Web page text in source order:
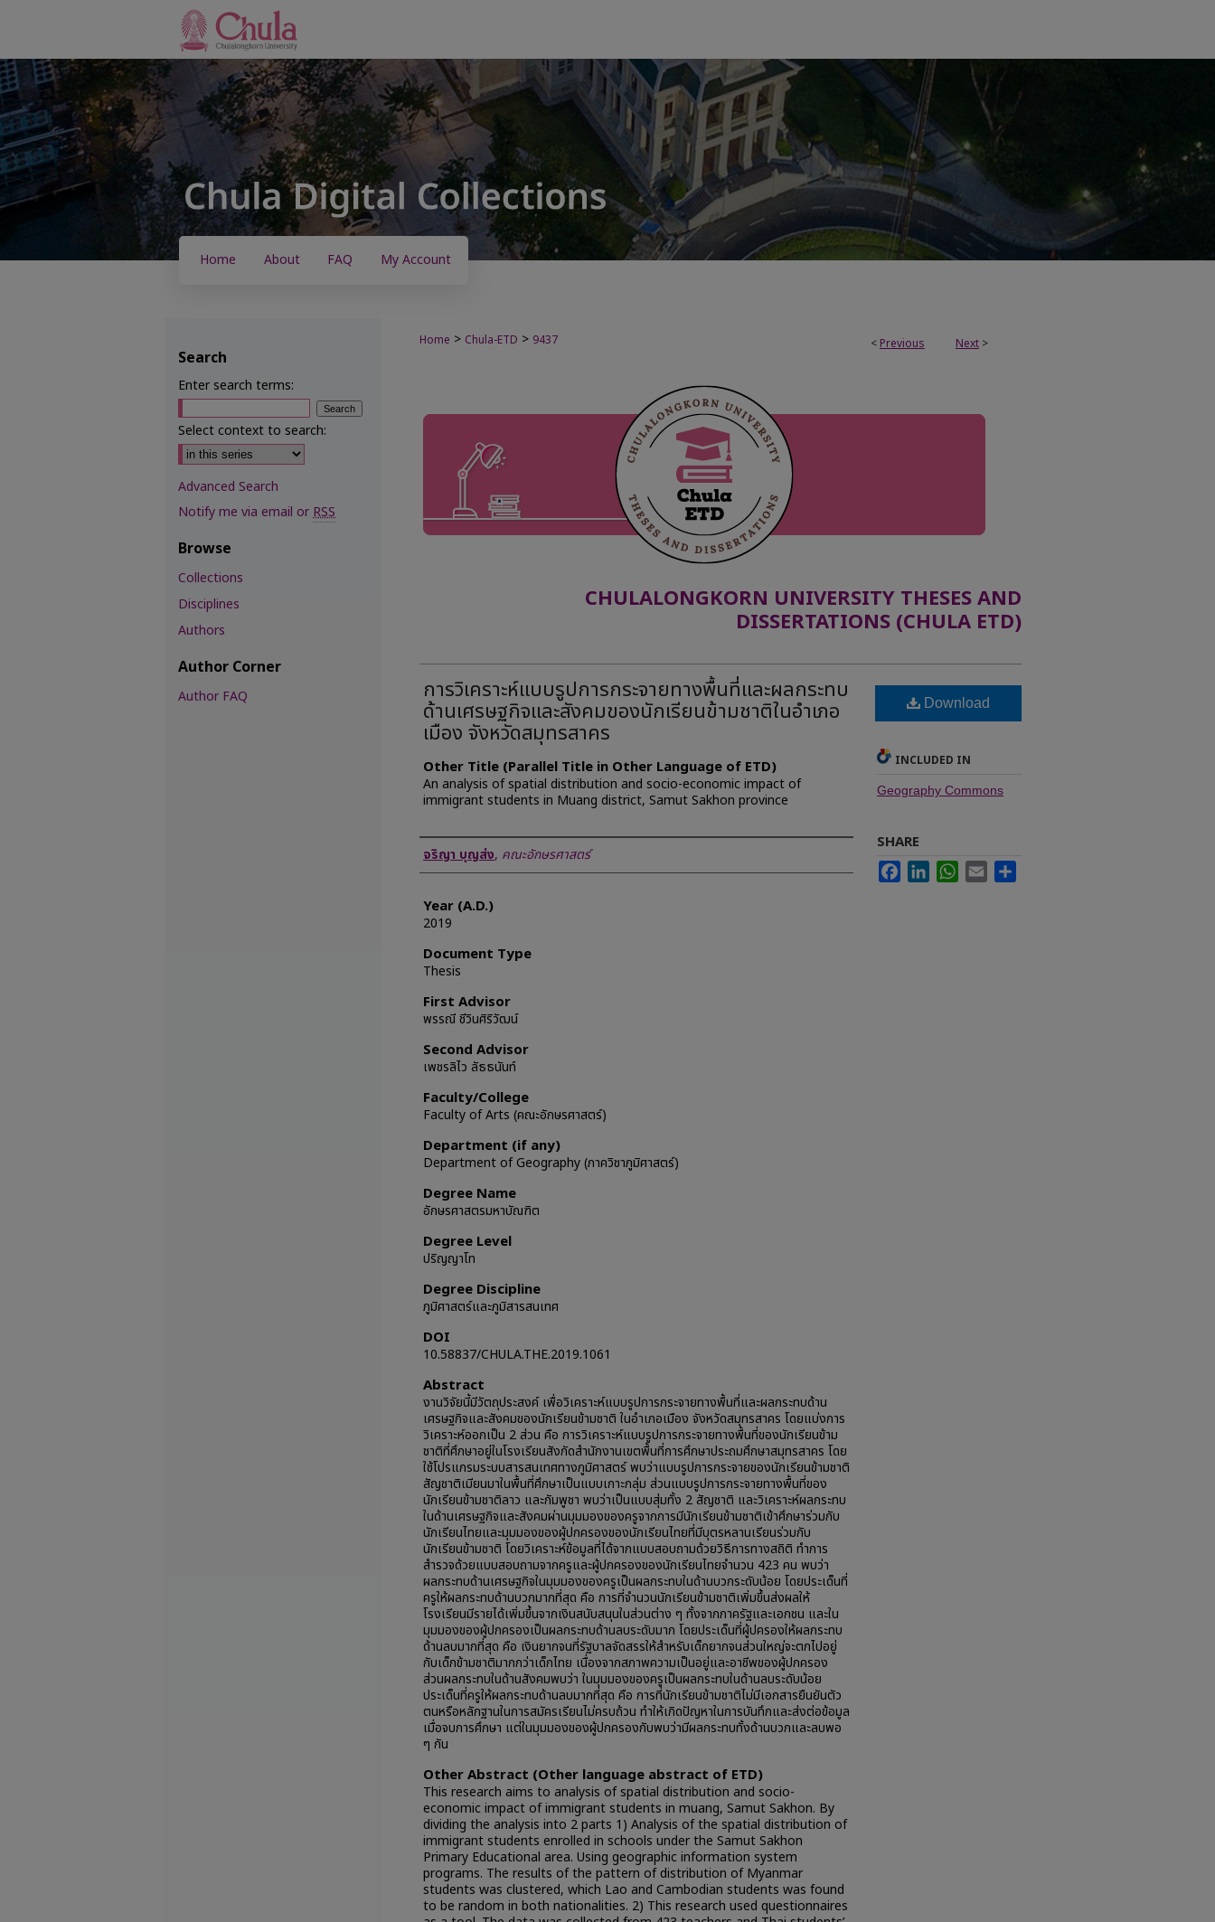
Home About FAQ My Account
< Previous Next >
Home > Chula-ETD > 9437
CHULALONGKORN UNIVERSITY THESES AND
DISSERTATIONS (CHULA ETD)
การวิเคราะห์แบบรูปการกระจายทางพื้นที่และผลกระทบ
ด้านเศรษฐกิจและสังคมของนักเรียนข้ามชาติในอำเภอ
เมือง จังหวัดสมุทรสาคร
Other Title (Parallel Title in Other Language of ETD)
An analysis of spatial distribution and socio-economic impact of
immigrant students in Muang district, Samut Sakhon province
Author
จริญา บุญส่ง, คณะอักษรศาสตร์
Year (A.D.)
2019
Document Type
Thesis
First Advisor
พรรณี ชีวินศิริวัฒน์
Second Advisor
เพชรลิไว ลัธธนันท์
Faculty/College
Faculty of Arts (คณะอักษรศาสตร์)
Department (if any)
Department of Geography (ภาควิชาภูมิศาสตร์)
Degree Name
อักษรศาสตรมหาบัณฑิต
Degree Level
ปริญญาโท
Degree Discipline
ภูมิศาสตร์และภูมิสารสนเทศ
DOI
10.58837/CHULA.THE.2019.1061
Abstract
งานวิจัยนี้มีวัตถุประสงค์ เพื่อวิเคราะห์แบบรูปการกระจายทางพื้นที่และผลกระทบด้าน
เศรษฐกิจและสังคมของนักเรียนข้ามชาติ ในอำเภอเมือง จังหวัดสมุทรสาคร โดยแบ่งการ
วิเคราะห์ออกเป็น 2 ส่วน คือ การวิเคราะห์แบบรูปการกระจายทางพื้นที่ของนักเรียนข้าม
ชาติที่ศึกษาอยู่ในโรงเรียนสังกัดสำนักงานเขตพื้นที่การศึกษาประถมศึกษาสมุทรสาคร โดย
ใช้โปรแกรมระบบสารสนเทศทางภูมิศาสตร์ พบว่าแบบรูปการกระจายของนักเรียนข้ามชาติ
สัญชาติเมียนมาในพื้นที่ศึกษาเป็นแบบเกาะกลุ่ม ส่วนแบบรูปการกระจายทางพื้นที่ของ
นักเรียนข้ามชาติลาว และกัมพูชา พบว่าเป็นแบบสุ่มทั้ง 2 สัญชาติ และวิเคราะห์ผลกระทบ
ในด้านเศรษฐกิจและสังคมผ่านมุมมองของครูจากการมีนักเรียนข้ามชาติเข้าศึกษาร่วมกับ
นักเรียนไทยและมุมมองของผู้ปกครองของนักเรียนไทยที่มีบุตรหลานเรียนร่วมกับ
นักเรียนข้ามชาติ โดยวิเคราะห์ข้อมูลที่ได้จากแบบสอบถามด้วยวิธีการทางสถิติ ทำการ
สำรวจด้วยแบบสอบถามจากครูและผู้ปกครองของนักเรียนไทยจำนวน 423 คน พบว่า
ผลกระทบด้านเศรษฐกิจในมุมมองของครูเป็นผลกระทบในด้านบวกระดับน้อย โดยประเด็นที่
ครูให้ผลกระทบด้านบวกมากที่สุด คือ การที่จำนวนนักเรียนข้ามชาติเพิ่มขึ้นส่งผลให้
โรงเรียนมีรายได้เพิ่มขึ้นจากเงินสนับสนุนในส่วนต่าง ๆ ทั้งจากภาครัฐและเอกชน และใน
มุมมองของผู้ปกครองเป็นผลกระทบด้านลบระดับมาก โดยประเด็นที่ผู้ปครองให้ผลกระทบ
ด้านลบมากที่สุด คือ เงินยากจนที่รัฐบาลจัดสรรให้สำหรับเด็กยากจนส่วนใหญ่จะตกไปอยู่
กับเด็กข้ามชาติมากกว่าเด็กไทย เนื่องจากสภาพความเป็นอยู่และอาชีพของผู้ปกครอง
ส่วนผลกระทบในด้านสังคมพบว่า ในมุมมองของครูเป็นผลกระทบในด้านลบระดับน้อย
ประเด็นที่ครูให้ผลกระทบด้านลบมากที่สุด คือ การที่นักเรียนข้ามชาติไม่มีเอกสารยืนยันตัว
ตนหรือหลักฐานในการสมัครเรียนไม่ครบถ้วน ทำให้เกิดปัญหาในการบันทึกและส่งต่อข้อมูล
เมื่อจบการศึกษา แต่ในมุมมองของผู้ปกครองกับพบว่ามีผลกระทบทั้งด้านบวกและลบพอ
ๆ กัน
Other Abstract (Other language abstract of ETD)
This research aims to analysis of spatial distribution and socio-
economic impact of immigrant students in muang, Samut Sakhon. By
dividing the analysis into 2 parts 1) Analysis of the spatial distribution of
immigrant students enrolled in schools under the Samut Sakhon
Primary Educational area. Using geographic information system
programs. The results of the pattern of distribution of Myanmar
students was clustered, which Lao and Cambodian students was found
to be random in both nationalities. 2) This research used questionnaires
Download
INCLUDED IN
Geography Commons
SHARE
FacebookLinkedInWhatsApp
Email
Search
Enter search terms:
Select context to search:
Advanced Search
Notify me via email orRSS
Browse
Collections
Disciplines
Authors
Author Corner
Author FAQ